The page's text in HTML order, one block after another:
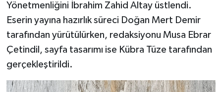
Yönetmenliğini İbrahim Zahid Altay üstlendi.
Eserin yayına hazırlık süreci Doğan Mert Demir
tarafından yürütülürken, redaksiyonu Musa Ebrar
Çetindil, sayfa tasarımı ise Kübra Tüze tarafından
gerçekleştirildi.